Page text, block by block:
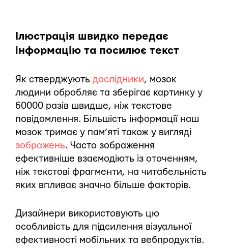
Ілюстрація швидко передає
інформацію та посилює текст
Як стверджують дослідники, мозок
людини обробляє та зберігає картинку у
60000 разів швидше, ніж текстове
повідомлення. Більшість інформації наш
мозок тримає у пам’яті також у вигляді
зображень. Часто зображення
ефективніше взаємодіють із оточенням,
ніж текстові фрагменти, на читабельність
яких впливає значно більше факторів.
Дизайнери використовують цю
особливість для підсилення візуальної
ефективності мобільних та вебпродуктів.